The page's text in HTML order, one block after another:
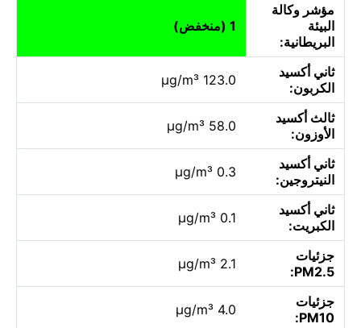
مؤشر وكالة
البيئة
البريطانية:
1 (منخفض)
ثاني أكسيد
الكربون:
123.0 µg/m³
ثالث أكسيد
الأوزون:
58.0 µg/m³
ثاني أكسيد
النيتروجين:
0.3 µg/m³
ثاني أكسيد
الكبريت:
0.1 µg/m³
جزئيات
PM2.5:
2.1 µg/m³
جزئيات
PM10:
4.0 µg/m³